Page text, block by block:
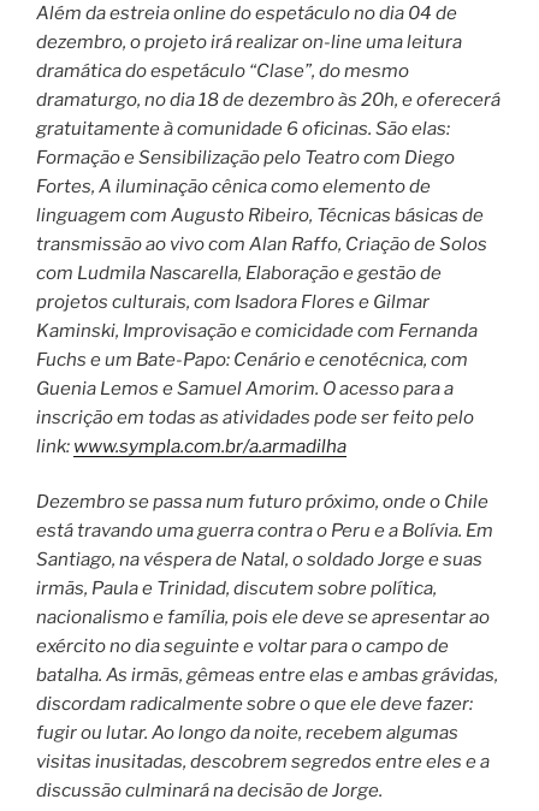
Além da estreia online do espetáculo no dia 04 de
dezembro, o projeto irá realizar on-line uma leitura
dramática do espetáculo “Clase”, do mesmo
dramaturgo, no dia 18 de dezembro às 20h, e oferecerá
gratuitamente à comunidade 6 oficinas. São elas:
Formação e Sensibilização pelo Teatro com Diego
Fortes, A iluminação cênica como elemento de
linguagem com Augusto Ribeiro, Técnicas básicas de
transmissão ao vivo com Alan Raffo, Criação de Solos
com Ludmila Nascarella, Elaboração e gestão de
projetos culturais, com Isadora Flores e Gilmar
Kaminski, Improvisação e comicidade com Fernanda
Fuchs e um Bate-Papo: Cenário e cenotécnica, com
Guenia Lemos e Samuel Amorim. O acesso para a
inscrição em todas as atividades pode ser feito pelo
link: www.sympla.com.br/a.armadilha
Dezembro se passa num futuro próximo, onde o Chile
está travando uma guerra contra o Peru e a Bolívia. Em
Santiago, na véspera de Natal, o soldado Jorge e suas
irmãs, Paula e Trinidad, discutem sobre política,
nacionalismo e família, pois ele deve se apresentar ao
exército no dia seguinte e voltar para o campo de
batalha. As irmãs, gêmeas entre elas e ambas grávidas,
discordam radicalmente sobre o que ele deve fazer:
fugir ou lutar. Ao longo da noite, recebem algumas
visitas inusitadas, descobrem segredos entre eles e a
discussão culminará na decisão de Jorge.